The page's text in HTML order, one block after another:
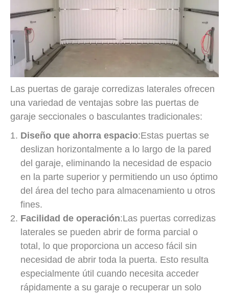
Las puertas de garaje corredizas laterales ofrecen
una variedad de ventajas sobre las puertas de
garaje seccionales o basculantes tradicionales:
Diseño que ahorra espacio:Estas puertas se
deslizan horizontalmente a lo largo de la pared
del garaje, eliminando la necesidad de espacio
en la parte superior y permitiendo un uso óptimo
del área del techo para almacenamiento u otros
fines.
Facilidad de operación:Las puertas corredizas
laterales se pueden abrir de forma parcial o
total, lo que proporciona un acceso fácil sin
necesidad de abrir toda la puerta. Esto resulta
especialmente útil cuando necesita acceder
rápidamente a su garaje o recuperar un solo